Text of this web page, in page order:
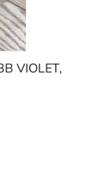
VIOLET,